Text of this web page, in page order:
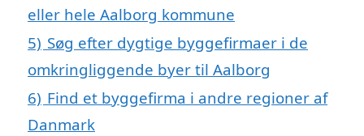
eller hele Aalborg kommune
5) Søg efter dygtige byggefirmaer i de
omkringliggende byer til Aalborg
6) Find et byggefirma i andre regioner af
Danmark